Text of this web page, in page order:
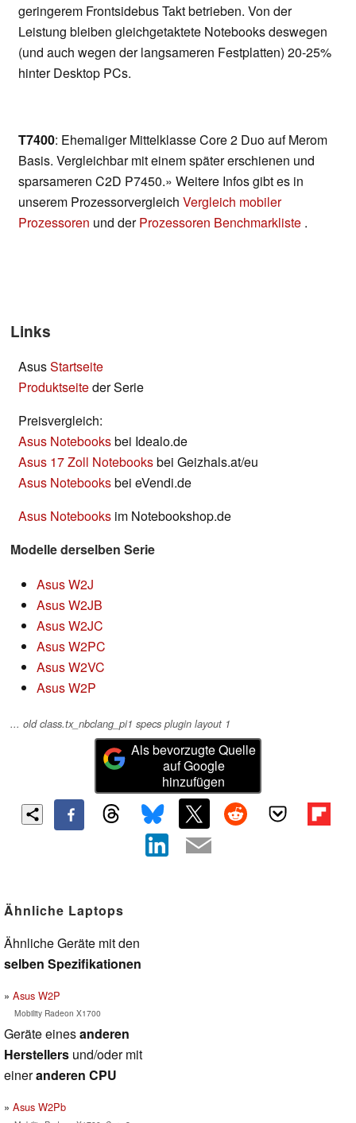
geringerem Frontsidebus Takt betrieben. Von der
Leistung bleiben gleichgetaktete Notebooks deswegen
(und auch wegen der langsameren Festplatten) 20-25%
hinter Desktop PCs.
T7400: Ehemaliger Mittelklasse Core 2 Duo auf Merom
Basis. Vergleichbar mit einem später erschienen und
sparsameren C2D P7450.» Weitere Infos gibt es in
unserem Prozessorvergleich Vergleich mobiler
Prozessoren und derProzessoren Benchmarkliste .
Links
AsusStartseite
Produktseiteder Serie
Preisvergleich:
Asus Notebooksbei Idealo.de
Asus 17 Zoll Notebooksbei Geizhals.at/eu
Asus Notebooksbei eVendi.de
Asus Notebooks im Notebookshop.de
Modelle derselben Serie
Asus W2J
Asus W2JB
Asus W2JC
Asus W2PC
Asus W2VC
Asus W2P
... old class.tx_nbclang_pi1 specs plugin layout 1
Als bevorzugte Quelle
auf Google
hinzufügen
Ähnliche Laptops
Ähnliche Geräte mit den
selben Spezifikationen
Asus W2P
Mobility Radeon X1700
Geräte einesanderen
Herstellers und/oder mit
eineranderen CPU
Asus W2Pb